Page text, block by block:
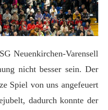
Neuenkirchen-Varensell
nicht besser sein. Der
Spiel von uns angefeuert
dadurch konnte der